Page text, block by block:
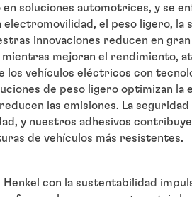
en soluciones automotrices, y se
electromovilidad, el peso ligero, la
innovaciones reducen en
mientras mejoran el rendimiento,
los vehículos eléctricos con
de peso ligero optimizan la
las emisiones. La seguridad
y nuestros adhesivos
de vehículos más resistentes.
Henkel con la sustentabilidad